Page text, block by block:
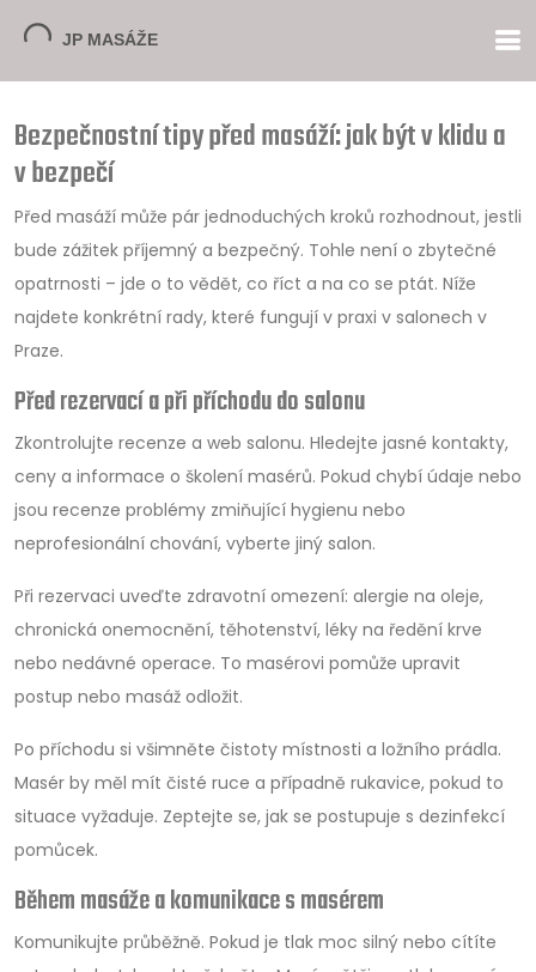
Bezpečnostní tipy před masáží: jak být v klidu a
v bezpečí
Před masáží může pár jednoduchých kroků rozhodnout, jestli
bude zážitek příjemný a bezpečný. Tohle není o zbytečné
opatrnosti – jde o to vědět, co říct a na co se ptát. Níže
najdete konkrétní rady, které fungují v praxi v salonech v
Praze.
Před rezervací a při příchodu do salonu
Zkontrolujte recenze a web salonu. Hledejte jasné kontakty,
ceny a informace o školení masérů. Pokud chybí údaje nebo
jsou recenze problémy zmiňující hygienu nebo
neprofesionální chování, vyberte jiný salon.
Při rezervaci uveďte zdravotní omezení: alergie na oleje,
chronická onemocnění, těhotenství, léky na ředění krve
nebo nedávné operace. To masérovi pomůže upravit
postup nebo masáž odložit.
Po příchodu si všimněte čistoty místnosti a ložního prádla.
Masér by měl mít čisté ruce a případně rukavice, pokud to
situace vyžaduje. Zeptejte se, jak se postupuje s dezinfekcí
pomůcek.
Během masáže a komunikace s masérem
Komunikujte průběžně. Pokud je tlak moc silný nebo cítíte